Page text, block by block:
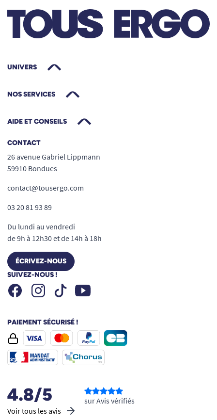
UNIVERS
NOS SERVICES
AIDE ET CONSEILS
CONTACT
26 avenue Gabriel Lippmann
59910 Bondues
contact@tousergo.com
03 20 81 93 89
Du lundi au vendredi
de 9h à 12h30 et de 14h à 18h
ÉCRIVEZ-NOUS
SUIVEZ-NOUS !
FacebookInstagramTiktok Youtube
PAIEMENT SÉCURISÉ !
4.8/5
Voir tous les avis
sur Avis vérifiés